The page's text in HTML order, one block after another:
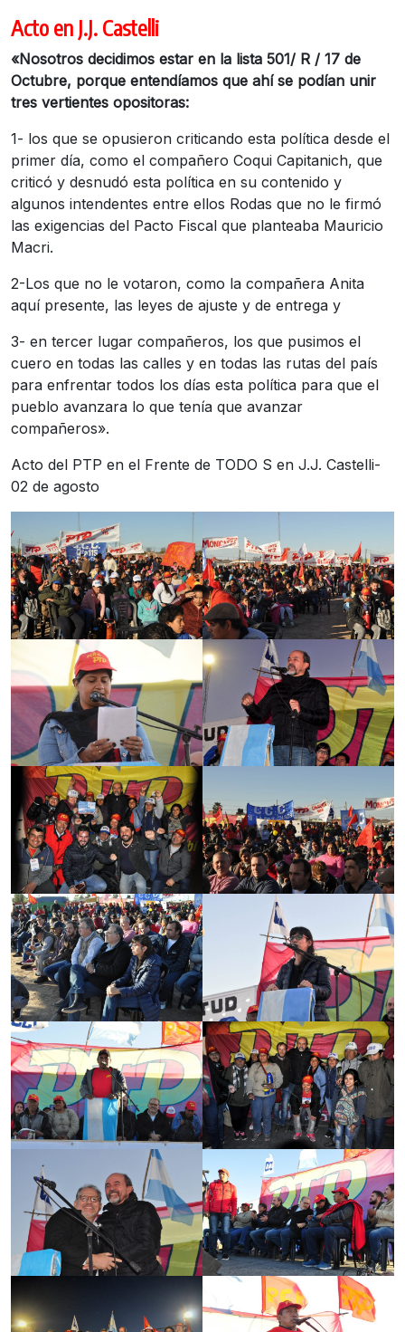
Acto en J.J. Castelli
«Nosotros decidimos estar en la lista 501/ R / 17 de
Octubre, porque entendíamos que ahí se podían unir
tres vertientes opositoras:
1- los que se opusieron criticando esta política desde el
primer día, como el compañero Coqui Capitanich, que
criticó y desnudó esta política en su contenido y
algunos intendentes entre ellos Rodas que no le firmó
las exigencias del Pacto Fiscal que planteaba Mauricio
Macri.
2-Los que no le votaron, como la compañera Anita
aquí presente, las leyes de ajuste y de entrega y
3- en tercer lugar compañeros, los que pusimos el
cuero en todas las calles y en todas las rutas del país
para enfrentar todos los días esta política para que el
pueblo avanzara lo que tenía que avanzar
compañeros».
Acto del PTP en el Frente de TODO S en J.J. Castelli-
02 de agosto